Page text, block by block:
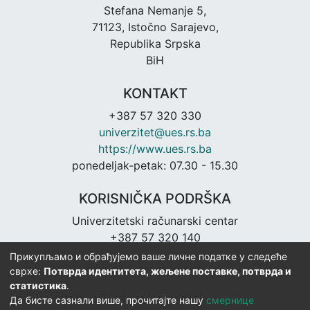
Stefana Nemanje 5,
71123, Istočno Sarajevo,
Republika Srpska
BiH
KONTAKT
+387 57 320 330
univerzitet@ues.rs.ba
https://www.ues.rs.ba
ponedeljak-petak: 07.30 - 15.30
KORISNIČKA PODRŠKA
Univerzitetski računarski centar
+387 57 320 140
urc@ues.rs.ba
https://urc.ues.rs.ba
Прикупљамо и обрађујемо ваше личне податке у следеће
сврхе: Потврда идентитета, жељене поставке, потврда и
статистика.
Да бисте сазнали више, прочитајте нашу смернице